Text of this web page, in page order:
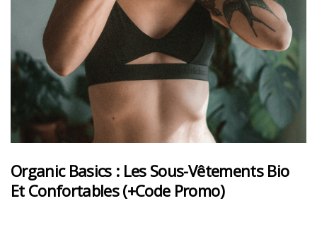
Organic Basics : Les Sous-Vêtements Bio
Et Confortables (+code Promo)